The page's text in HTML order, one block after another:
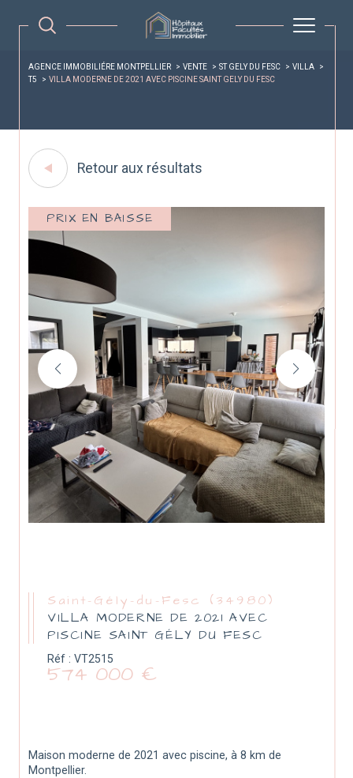
AGENCE IMMOBILIÉRE MONTPELLIER VENTE ST GELY DU FESC
VILLA
T5
VILLA MODERNE DE 2021 AVEC PISCINE SAINT GELY DU FESC
Retour aux résultats
PRIX EN BAISSE
Saint-Gély-du-Fesc (34980)
VILLA MODERNE DE 2021 AVEC
PISCINE SAINT GÉLY DU FESC
Réf : VT2515
574 000 €
Maison moderne de 2021 avec piscine, à 8 km de
Montpellier.